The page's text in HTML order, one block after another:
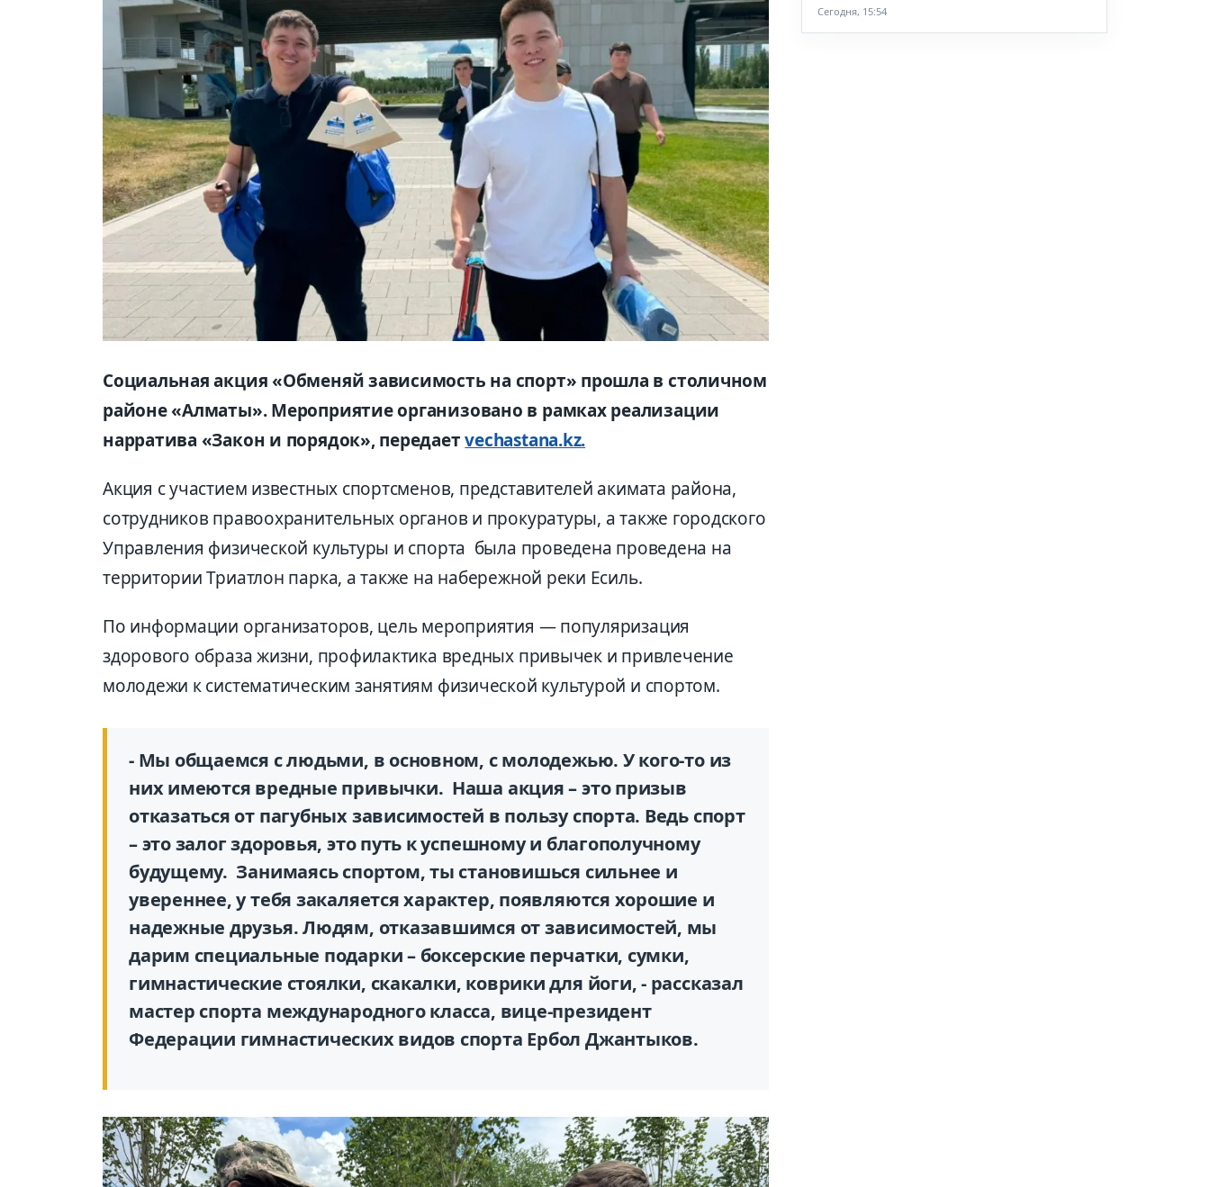
Социальная акция «Обменяй зависимость на спорт» прошла в столичном
районе «Алматы». Мероприятие организовано в рамках реализации
нарратива «Закон и порядок», передаетvechastana.kz.
Акция с участием известных спортсменов, представителей акимата района,
сотрудников правоохранительных органов и прокуратуры, а также городского
Управления физической культуры и спорта была проведена проведена на
территории Триатлон парка, а также на набережной реки Есиль.
По информации организаторов, цель мероприятия — популяризация
здорового образа жизни, профилактика вредных привычек и привлечение
молодежи к систематическим занятиям физической культурой и спортом.
- Мы общаемся с людьми, в основном, с молодежью. У кого-то из
них имеются вредные привычки. Наша акция – это призыв
отказаться от пагубных зависимостей в пользу спорта. Ведь спорт
– это залог здоровья, это путь к успешному и благополучному
будущему. Занимаясь спортом, ты становишься сильнее и
увереннее, у тебя закаляется характер, появляются хорошие и
надежные друзья. Людям, отказавшимся от зависимостей, мы
дарим специальные подарки – боксерские перчатки, сумки,
гимнастические стоялки, скакалки, коврики для йоги, - рассказал
мастер спорта международного класса, вице-президент
Федерации гимнастических видов спорта Ербол Джантыков.
Сегодня, 15:54